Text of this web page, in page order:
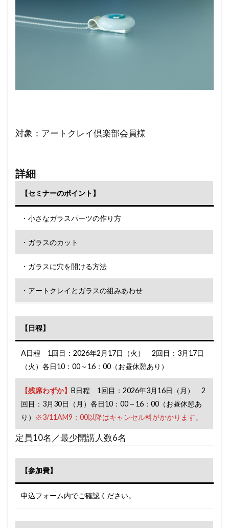
対象：アートクレイ倶楽部会員様
詳細
【セミナーのポイント】
・小さなガラスパーツの作り方
・ガラスのカット
・ガラスに穴を開ける方法
・アートクレイとガラスの組みあわせ
【日程】
A日程 1回目：2026年2月17日（火） 2回目：3月17日
（火）各日10：00～16：00（お昼休憩あり）
【残席わずか】 B日程 1回目：2026年3月16日（月） 2
回目：3月30日（月）各日10：00～16：00（お昼休憩あ
り）
※3/11AM9：00以降はキャンセル料がかかります。
定員10名／最少開講人数6名
【参加費】
申込フォーム内でご確認ください。